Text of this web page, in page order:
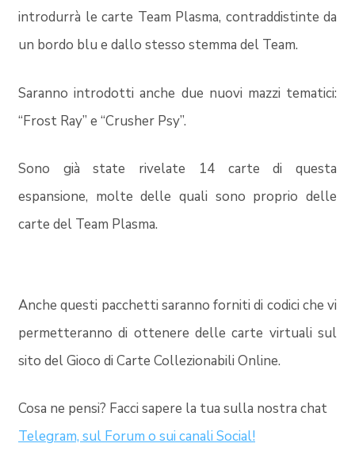
introdurrà le carte Team Plasma, contraddistinte da
un bordo blu e dallo stesso stemma del Team.
Saranno introdotti anche due nuovi mazzi tematici:
“Frost Ray” e “Crusher Psy”.
Sono già state rivelate 14 carte di questa
espansione, molte delle quali sono proprio delle
carte del Team Plasma.
Anche questi pacchetti saranno forniti di codici che vi
permetteranno di ottenere delle carte virtuali sul
sito del Gioco di Carte Collezionabili Online.
Cosa ne pensi? Facci sapere la tua sulla nostra chat
Telegram, sul Forum o sui canali Social!